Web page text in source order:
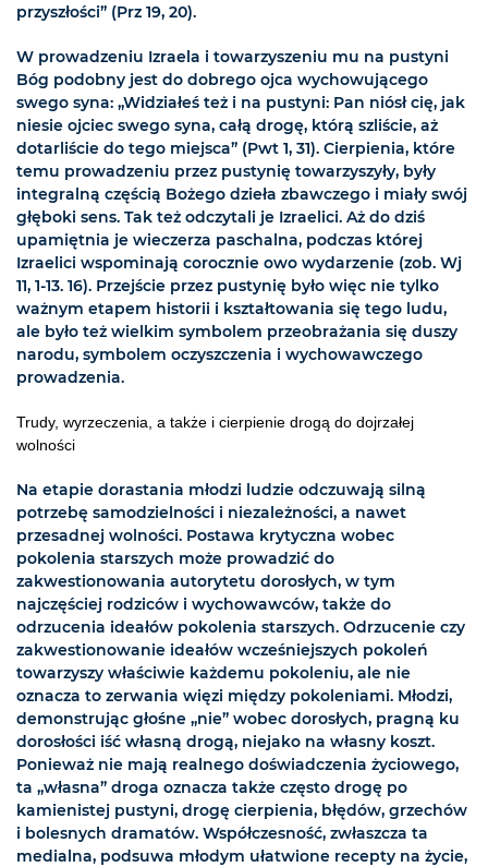
przyszłości” (Prz 19, 20).
W prowadzeniu Izraela i towarzyszeniu mu na pustyni
Bóg podobny jest do dobrego ojca wychowującego
swego syna: „Widziałeś też i na pustyni: Pan niósł cię, jak
niesie ojciec swego syna, całą drogę, którą szliście, aż
dotarliście do tego miejsca” (Pwt 1, 31). Cierpienia, które
temu prowadzeniu przez pustynię towarzyszyły, były
integralną częścią Bożego dzieła zbawczego i miały swój
głęboki sens. Tak też odczytali je Izraelici. Aż do dziś
upamiętnia je wieczerza paschalna, podczas której
Izraelici wspominają corocznie owo wydarzenie (zob. Wj
11, 1-13. 16). Przejście przez pustynię było więc nie tylko
ważnym etapem historii i kształtowania się tego ludu,
ale było też wielkim symbolem przeobrażania się duszy
narodu, symbolem oczyszczenia i wychowawczego
prowadzenia.
Trudy, wyrzeczenia, a także i cierpienie drogą do dojrzałej
wolności
Na etapie dorastania młodzi ludzie odczuwają silną
potrzebę samodzielności i niezależności, a nawet
przesadnej wolności. Postawa krytyczna wobec
pokolenia starszych może prowadzić do
zakwestionowania autorytetu dorosłych, w tym
najczęściej rodziców i wychowawców, także do
odrzucenia ideałów pokolenia starszych. Odrzucenie czy
zakwestionowanie ideałów wcześniejszych pokoleń
towarzyszy właściwie każdemu pokoleniu, ale nie
oznacza to zerwania więzi między pokoleniami. Młodzi,
demonstrując głośne „nie” wobec dorosłych, pragną ku
dorosłości iść własną drogą, niejako na własny koszt.
Ponieważ nie mają realnego doświadczenia życiowego,
ta „własna” droga oznacza także często drogę po
kamienistej pustyni, drogę cierpienia, błędów, grzechów
i bolesnych dramatów. Współczesność, zwłaszcza ta
medialna, podsuwa młodym ułatwione recepty na życie,